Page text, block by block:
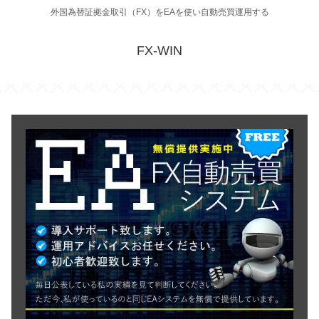
外国為替証拠金取引（FX）をEAを使い自動売買運用する
FX-WIN